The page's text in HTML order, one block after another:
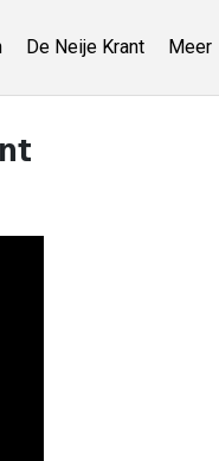
De Neije Krant Meer